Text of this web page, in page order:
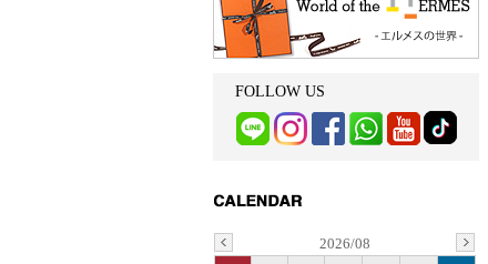
FOLLOW US
2026/08